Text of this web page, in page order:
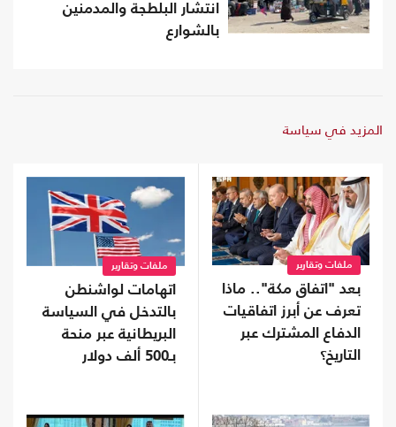
انتشار البلطجة والمدمنين
بالشوارع
المزيد في سياسة
ملفات وتقارير
بعد "اتفاق مكة".. ماذا
تعرف عن أبرز اتفاقيات
الدفاع المشترك عبر
التاريخ؟
ملفات وتقارير
اتهامات لواشنطن
بالتدخل في السياسة
البريطانية عبر منحة
بـ500 ألف دولار